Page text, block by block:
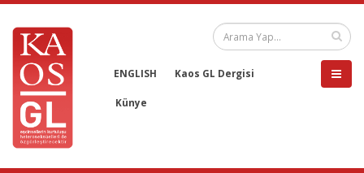
ENGLISH Kaos GL Dergisi
Künye